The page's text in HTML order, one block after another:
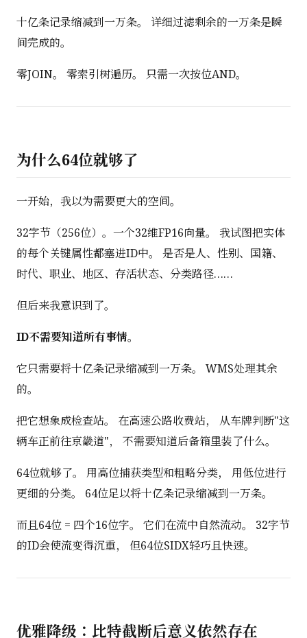
十亿条记录缩减到一万条。 详细过滤剩余的一万条是瞬
间完成的。
零JOIN。 零索引树遍历。 只需一次按位AND。
为什么64位就够了
一开始，我以为需要更大的空间。
32字节（256位）。一个32维FP16向量。 我试图把实体
的每个关键属性都塞进ID中。 是否是人、性别、国籍、
时代、职业、地区、存活状态、分类路径……
但后来我意识到了。
ID不需要知道所有事情。
它只需要将十亿条记录缩减到一万条。 WMS处理其余
的。
把它想象成检查站。 在高速公路收费站， 从车牌判断"这
辆车正前往京畿道"， 不需要知道后备箱里装了什么。
64位就够了。 用高位捕获类型和粗略分类， 用低位进行
更细的分类。 64位足以将十亿条记录缩减到一万条。
而且64位 = 四个16位字。 它们在流中自然流动。 32字节
的ID会使流变得沉重， 但64位SIDX轻巧且快速。
优雅降级：比特截断后意义依然存在